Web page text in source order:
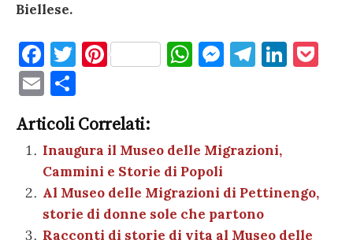
Biellese.
F
a
c
e
b
o
o
k
T
te
r
Pi
es
t
W
A
p
p
M
g
er
T
a
m
Li
E
m
ai
l
o
n
di
vi
di
Articoli Correlati:
Inaugura il Museo delle Migrazioni,
Cammini e Storie di Popoli
Al Museo delle Migrazioni di Pettinengo,
storie di donne sole che partono
Racconti di storie di vita al Museo delle